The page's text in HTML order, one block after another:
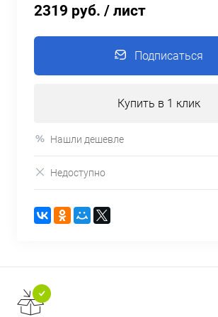
2319 руб. / лист
Подписаться
Купить в 1 клик
Нашли дешевле
Недоступно